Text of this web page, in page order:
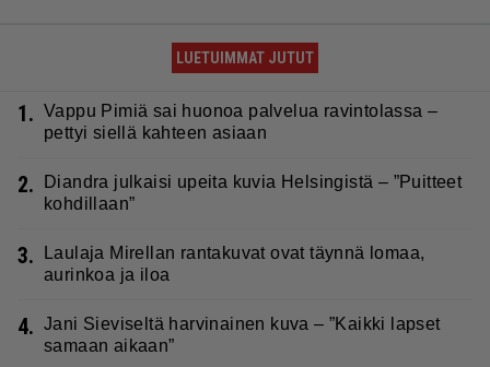
LUETUIMMAT JUTUT
1. Vappu Pimiä sai huonoa palvelua ravintolassa –
pettyi siellä kahteen asiaan
2.
Diandra julkaisi upeita kuvia Helsingistä – ”Puitteet
kohdillaan”
3.
Laulaja Mirellan rantakuvat ovat täynnä lomaa,
aurinkoa ja iloa
4. Jani Sieviseltä harvinainen kuva – ”Kaikki lapset
samaan aikaan”